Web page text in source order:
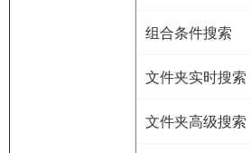
组合条件搜索
文件夹实时搜索
文件夹高级搜索